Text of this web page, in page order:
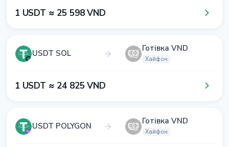
1​ USDT ≈ 2​5​ 5​9​8​ VND
USDT SOL Готівка VND
Хайфон
1​ USDT ≈ 2​4​ 8​2​5​ VND
USDT POLYGON Готівка VND
Хайфон